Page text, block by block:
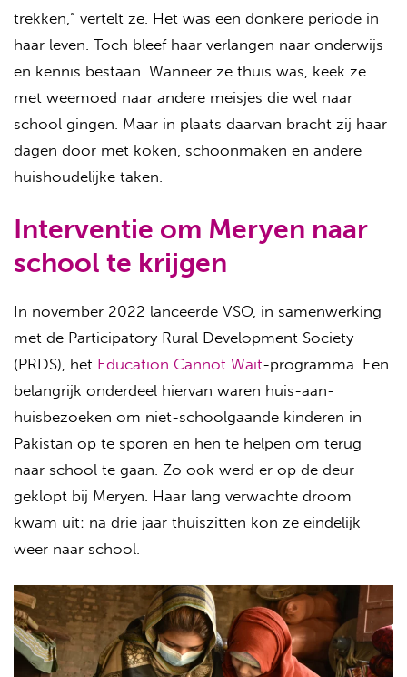
trekken,” vertelt ze. Het was een donkere periode in
haar leven. Toch bleef haar verlangen naar onderwijs
en kennis bestaan. Wanneer ze thuis was, keek ze
met weemoed naar andere meisjes die wel naar
school gingen. Maar in plaats daarvan bracht zij haar
dagen door met koken, schoonmaken en andere
huishoudelijke taken.
Interventie om Meryen naar
school te krijgen
In november 2022 lanceerde VSO, in samenwerking
met de Participatory Rural Development Society
(PRDS), het Education Cannot Wait-programma. Een
belangrijk onderdeel hiervan waren huis-aan-
huisbezoeken om niet-schoolgaande kinderen in
Pakistan op te sporen en hen te helpen om terug
naar school te gaan. Zo ook werd er op de deur
geklopt bij Meryen. Haar lang verwachte droom
kwam uit: na drie jaar thuiszitten kon ze eindelijk
weer naar school.